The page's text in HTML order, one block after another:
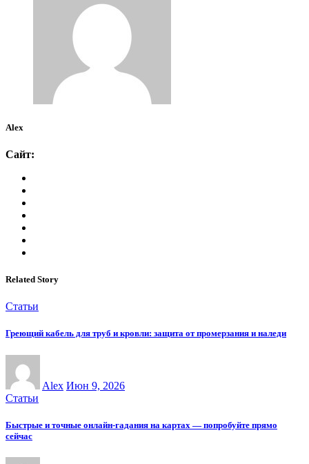
Alex
Сайт:
Related Story
Статьи
Греющий кабель для труб и кровли: защита от промерзания и наледи
Alex Июн 9, 2026
Статьи
Быстрые и точные онлайн-гадания на картах — попробуйте прямо
сейчас